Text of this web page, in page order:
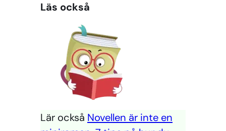
Läs också
Lär också Novellen är inte en